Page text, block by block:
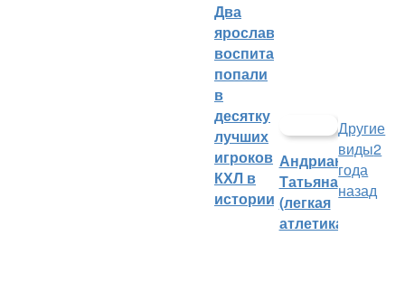
Два
ярославских
воспитанника
попали
в
десятку
лучших
игроков
КХЛ в
истории
Андрианова
Татьяна
(легкая
атлетика)
Другие
виды2
года
назад